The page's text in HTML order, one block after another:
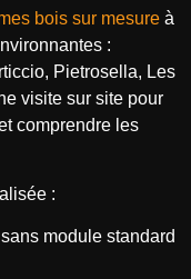
bois sur mesure à
:
Pietrosella, Les
visite sur site pour
comprendre les
:
sans module standard